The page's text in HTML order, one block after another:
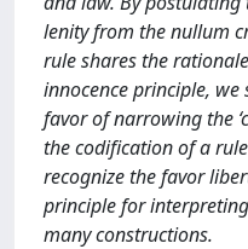
lenity from the nullum
rule shares the
innocence principle,
favor of narrowing the
the codification of a
recognize the favor
principle for
many constructions.